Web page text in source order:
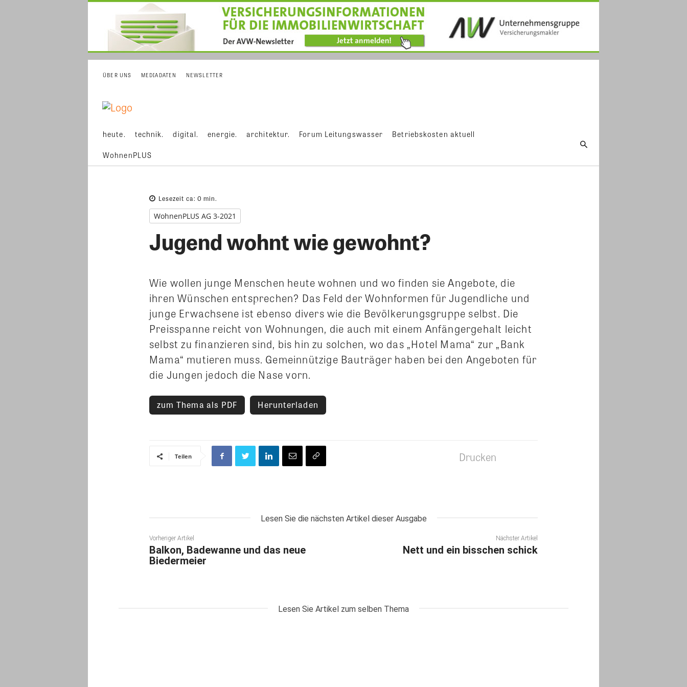
ÜBER UNS MEDIADATEN NEWSLETTER
heute. technik. digital. energie. architektur. Forum Leitungswasser Betriebskosten aktuell
WohnenPLUS
Lesezeit ca: 0 min.
WohnenPLUS AG 3-2021
Jugend wohnt wie gewohnt?
Wie wollen junge Menschen heute wohnen und wo finden sie Angebote, die
ihren Wünschen entsprechen? Das Feld der Wohnformen für Jugendliche und
junge Erwachsene ist ebenso divers wie die Bevölkerungsgruppe selbst. Die
Preisspanne reicht von Wohnungen, die auch mit einem Anfängergehalt leicht
selbst zu finanzieren sind, bis hin zu solchen, wo das „Hotel Mama“ zur „Bank
Mama“ mutieren muss. Gemeinnützige Bauträger haben bei den Angeboten für
die Jungen jedoch die Nase vorn.
zum Thema als PDF Herunterladen
Teilen Drucken
Lesen Sie die nächsten Artikel dieser Ausgabe
Vorheriger Artikel
Balkon, Badewanne und das neue
Biedermeier
Nächster Artikel
Nett und ein bisschen schick
Lesen Sie Artikel zum selben Thema